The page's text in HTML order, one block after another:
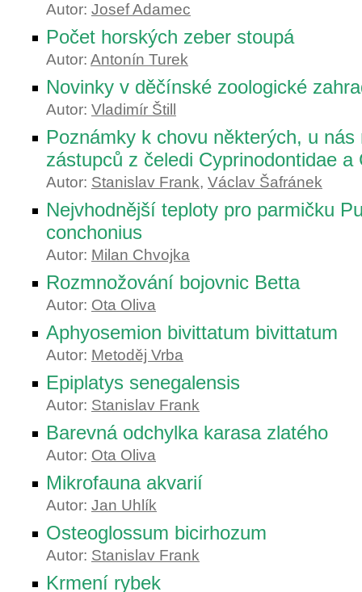
Autor: Josef Adamec
Počet horských zeber stoupá
Autor: Antonín Turek
Novinky v děčínské zoologické
Autor: Vladimír Štill
Poznámky k chovu některých, u nás
zástupců z čeledi Cyprinodontidae a
Autor: Stanislav Frank, Václav Šafránek
Nejvhodnější teploty pro parmičku
conchonius
Autor: Milan Chvojka
Rozmnožování bojovnic Betta
Autor: Ota Oliva
Aphyosemion bivittatum bivittatum
Autor: Metoděj Vrba
Epiplatys senegalensis
Autor: Stanislav Frank
Barevná odchylka karasa zlatého
Autor: Ota Oliva
Mikrofauna akvarií
Autor: Jan Uhlík
Osteoglossum bicirhozum
Autor: Stanislav Frank
Krmení rybek